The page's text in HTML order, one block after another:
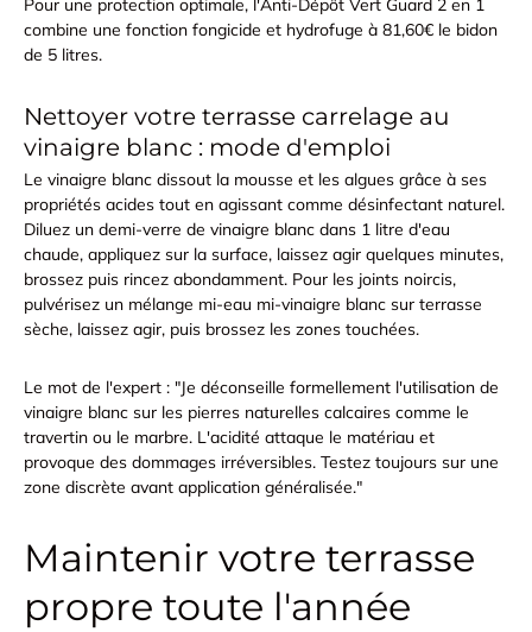
Pour une protection optimale, l'Anti-Dépôt Vert Guard 2 en 1
combine une fonction fongicide et hydrofuge à 81,60€ le bidon
de 5 litres.
Nettoyer votre terrasse carrelage au
vinaigre blanc : mode d'emploi
Le vinaigre blanc dissout la mousse et les algues grâce à ses
propriétés acides tout en agissant comme désinfectant naturel.
Diluez un demi-verre de vinaigre blanc dans 1 litre d'eau
chaude, appliquez sur la surface, laissez agir quelques minutes,
brossez puis rincez abondamment. Pour les joints noircis,
pulvérisez un mélange mi-eau mi-vinaigre blanc sur terrasse
sèche, laissez agir, puis brossez les zones touchées.
Le mot de l'expert : "Je déconseille formellement l'utilisation de
vinaigre blanc sur les pierres naturelles calcaires comme le
travertin ou le marbre. L'acidité attaque le matériau et
provoque des dommages irréversibles. Testez toujours sur une
zone discrète avant application généralisée."
Maintenir votre terrasse
propre toute l'année